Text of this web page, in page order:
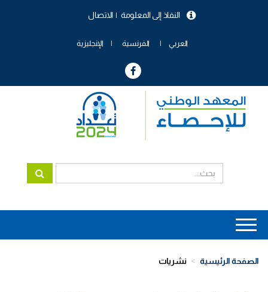
الاتصال النفاذ إلى المعلومة
العربي الفرنسية الإنجليزية
Main
navigation
الصفحة الرئيسية نشريات